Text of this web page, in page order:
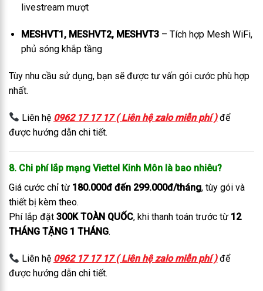
livestream mượt
MESHVT1, MESHVT2, MESHVT3– Tích hợp Mesh WiFi,
phủ sóng khắp tầng
Tùy nhu cầu sử dụng, bạn sẽ được tư vấn gói cước phù hợp
nhất.
Liên hệ 0962 17 17 17 ( Liên hệ zalo miễn phí ) để
được hướng dẫn chi tiết.
8. Chi phí lắp mạng Viettel Kinh Môn là bao nhiêu?
Giá cước chỉ từ 180.000đ đến 299.000đ/tháng, tùy gói và
thiết bị kèm theo.
Phí lắp đặt 300K TOÀN QUỐC, khi thanh toán trước từ 12
THÁNG TẶNG 1 THÁNG.
Liên hệ 0962 17 17 17 ( Liên hệ zalo miễn phí ) để
được hướng dẫn chi tiết.